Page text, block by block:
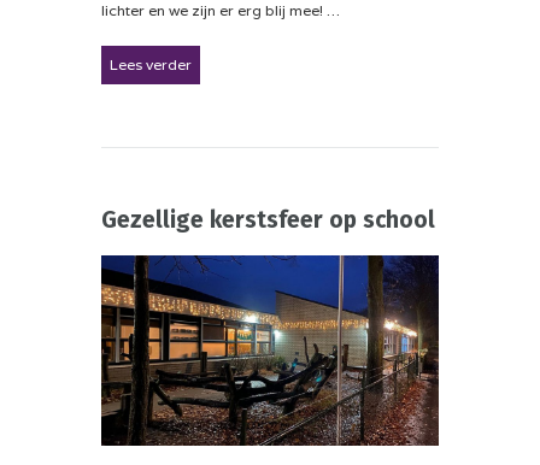
lichter en we zijn er erg blij mee! …
Lees verder
Gezellige kerstsfeer op school